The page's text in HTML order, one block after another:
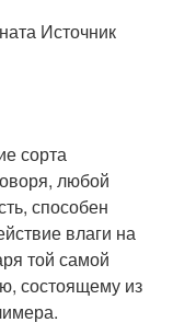
Источник
сорта
любой
способен
влаги на
той самой
состоящему из